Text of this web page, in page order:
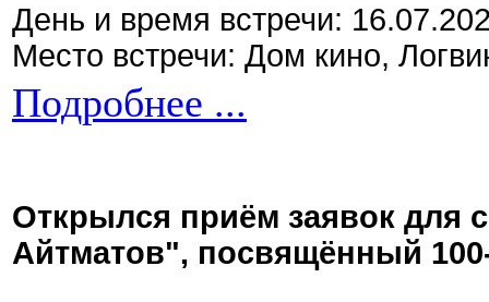
День и время встречи:
Место встречи: Дом кино,
Подробнее ...
Открылся приём заявок для
Айтматов", посвящённый